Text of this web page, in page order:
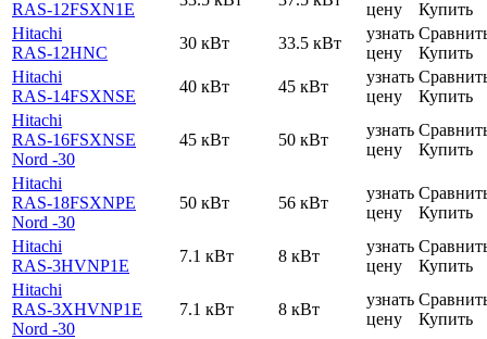
RAS-12FSXN1E
цену
Купить
Hitachi
RAS-12HNC
30 кВт 33.5 кВт
узнать
цену
Купить
Hitachi
RAS-14FSXNSE
40 кВт 45 кВт
узнать
цену
Купить
Hitachi
RAS-16FSXNSE
Nord -30
45 кВт 50 кВт
узнать
цену
Купить
Hitachi
RAS-18FSXNPE
Nord -30
50 кВт 56 кВт
узнать
цену
Купить
Hitachi
RAS-3HVNP1E
7.1 кВт 8 кВт
узнать
цену
Купить
Hitachi
RAS-3XHVNP1E
Nord -30
7.1 кВт 8 кВт
узнать
цену
Купить